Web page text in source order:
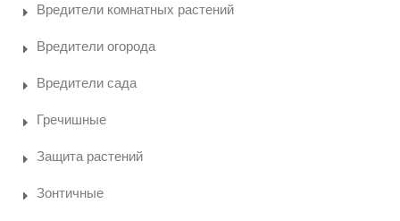
Вредители комнатных растений
Вредители огорода
Вредители сада
Гречишные
Защита растений
Зонтичные